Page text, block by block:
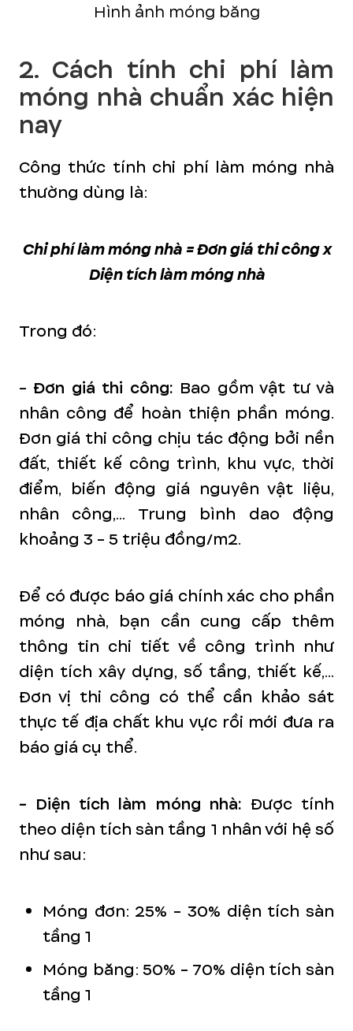
Hình ảnh móng băng
2. Cách tính chi phí làm
móng nhà chuẩn xác hiện
nay
Công thức tính chi phí làm móng nhà
thường dùng là:
Chi phí làm móng nhà = Đơn giá thi công x
Diện tích làm móng nhà
Trong đó:
- Đơn giá thi công: Bao gồm vật tư và
nhân công để hoàn thiện phần móng.
Đơn giá thi công chịu tác động bởi nền
đất, thiết kế công trình, khu vực, thời
điểm, biến động giá nguyên vật liệu,
nhân công,... Trung bình dao động
khoảng 3 - 5 triệu đồng/m2.
Để có được báo giá chính xác cho phần
móng nhà, bạn cần cung cấp thêm
thông tin chi tiết về công trình như
diện tích xây dựng, số tầng, thiết kế,...
Đơn vị thi công có thể cần khảo sát
thực tế địa chất khu vực rồi mới đưa ra
báo giá cụ thể.
- Diện tích làm móng nhà: Được tính
theo diện tích sàn tầng 1 nhân với hệ số
như sau:
Móng đơn: 25% - 30% diện tích sàn
tầng 1
Móng băng: 50% - 70% diện tích sàn
tầng 1